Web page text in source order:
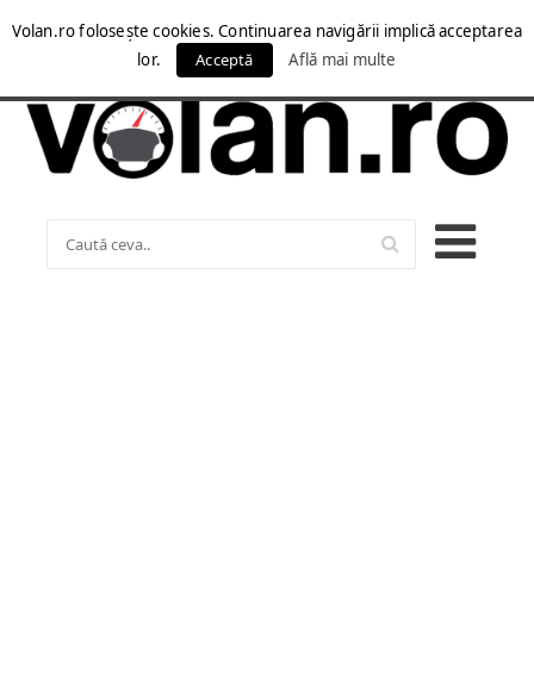
Volan.ro folosește cookies. Continuarea navigării implică acceptarea
lor.
Acceptă Află mai multe